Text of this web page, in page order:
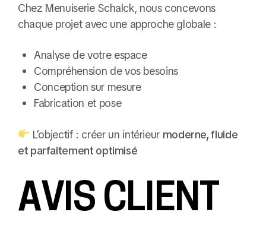
Chez Menuiserie Schalck, nous concevons
chaque projet avec une approche globale :
Analyse de votre espace
Compréhension de vos besoins
Conception sur mesure
Fabrication et pose
L’objectif : créer un intérieur moderne, fluide
et parfaitement optimisé
AVIS CLIENT